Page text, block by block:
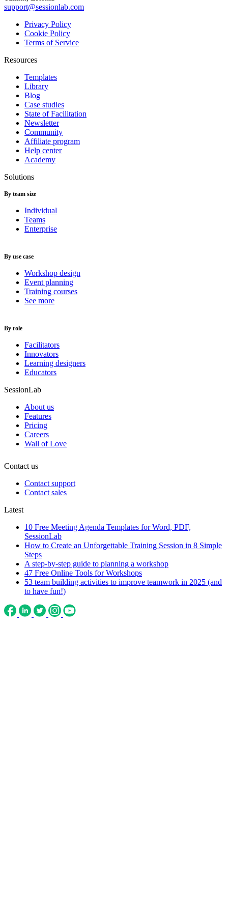
support@sessionlab.com
Privacy Policy
Cookie Policy
Terms of Service
Resources
Templates
Library
Blog
Case studies
State of Facilitation
Newsletter
Community
Affiliate program
Help center
Academy
Solutions
By team size
Individual
Teams
Enterprise
By use case
Workshop design
Event planning
Training courses
See more
By role
Facilitators
Innovators
Learning designers
Educators
SessionLab
About us
Features
Pricing
Careers
Wall of Love
Contact us
Contact support
Contact sales
Latest
10 Free Meeting Agenda Templates for Word, PDF,
SessionLab
How to Create an Unforgettable Training Session in 8 Simple
Steps
A step-by-step guide to planning a workshop
47 Free Online Tools for Workshops
53 team building activities to improve teamwork in 2025 (and
to have fun!)